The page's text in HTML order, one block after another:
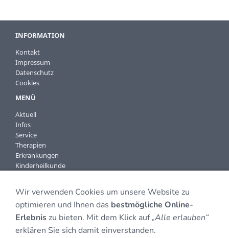
INFORMATION
Kontakt
Impressum
Datenschutz
Cookies
MENÜ
Aktuell
Infos
Service
Therapien
Erkrankungen
Kinderheilkunde
Praxis für Naturheilkunde
Susanne Stolz
Saarbrücker Str. 22a
66399 Mandelbachtal-Ommersheim
Wir verwenden Cookies um unsere Website zu
optimieren und Ihnen das bestmögliche Online-
Erlebnis zu bieten. Mit dem Klick auf„Alle erlauben“
erklären Sie sich damit einverstanden.